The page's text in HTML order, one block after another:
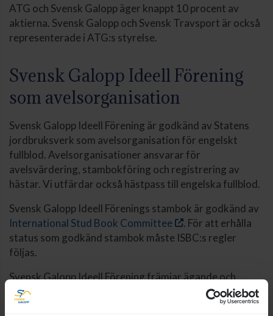
ATG och Svensk Galopp äger knappt 10 procent av
aktierna. Svensk Galopp och Svensk Travsport är också
representerade i ATG:s styrelse.
Svensk Galopp Ideell Förening
som avelsorganisation
Svensk Galopp Ideell Förening är godkänd av Statens
jordbruksverk som avelsorganisation för engelskt
fullblod. Avelsorganisationer ansvarar för
avelsvärdering, stambokföring och registrering av
hästar. Vi utfärdar också hästpass till engelska fullblod.
Svensk Galopp Ideell Förenings stambok är godkänd av
International Stud Book Committee
. För att erhålla
status som godkänd stambok måste ISBC:s regler
följas.
Svensk Galopp Ideell Förening främjar ägande och
uppfödning av svenskfödda fullblod genom olika
stödåtgärder såsom uppfödarpremier och